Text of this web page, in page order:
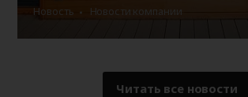
Новость Новости компании
Читать все новости